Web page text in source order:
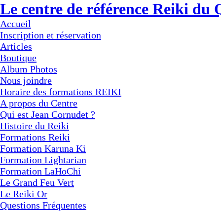
Le centre de référence Reiki du
Accueil
Inscription et réservation
Articles
Boutique
Album Photos
Nous joindre
Horaire des formations REIKI
A propos du Centre
Qui est Jean Cornudet ?
Histoire du Reiki
Formations Reiki
Formation Karuna Ki
Formation Lightarian
Formation LaHoChi
Le Grand Feu Vert
Le Reiki Or
Questions Fréquentes